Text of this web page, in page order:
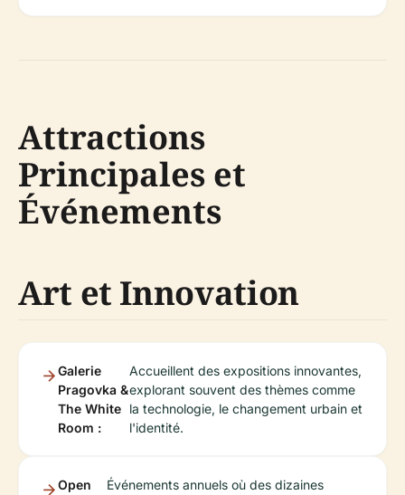
Attractions
Principales et
Événements
Art et Innovation
Galerie
Pragovka &
The White
Room :
Accueillent des expositions innovantes,
explorant souvent des thèmes comme
la technologie, le changement urbain et
l'identité.
Open
Événements annuels où des dizaines